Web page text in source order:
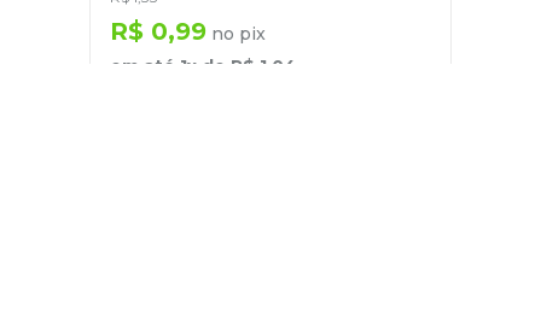
R$ 0,99 no pix
em até 1x de R$ 1 04